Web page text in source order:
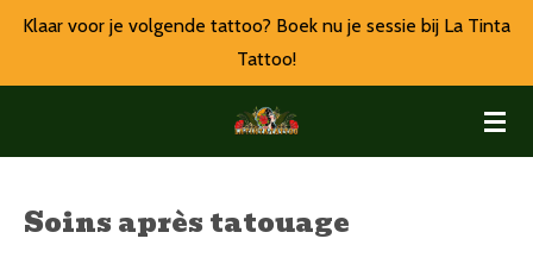
Ga
hoofdinhoud
Klaar voor je volgende tattoo? Boek nu je sessie bij La Tinta
Tattoo!
Soins après tatouage